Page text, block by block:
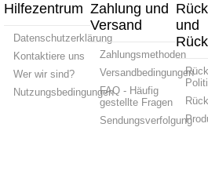
Hilfezentrum
Datenschutzerklärung
Kontaktiere uns
Wer wir sind?
Nutzungsbedingungen
Zahlung und
Versand
Zahlungsmethoden
Versandbedingungen
FAQ - Häufig
gestellte Fragen
Sendungsverfolgung
und